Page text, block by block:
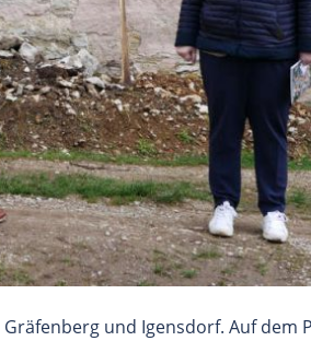
und Igensdorf. Auf dem